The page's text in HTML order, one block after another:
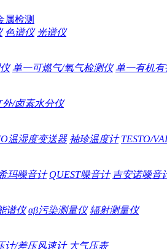
属检测
色谱仪 光谱仪
单一可燃气/氧气检测仪 单一有机
外/卤素水分仪
温湿度变送器 袖珍温度计 TESTO/
玛噪音计 QUEST噪音计 吉安诺噪音
谱仪 αβ污染测量仪 辐射测量仪
计/差压风速计 大气压表